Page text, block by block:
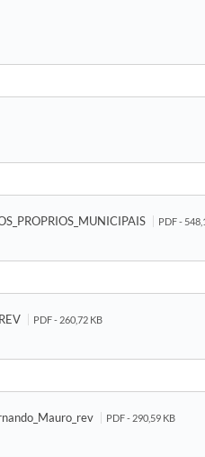
PDF -
PDF - 260,72 KB
PDF - 290,59 KB